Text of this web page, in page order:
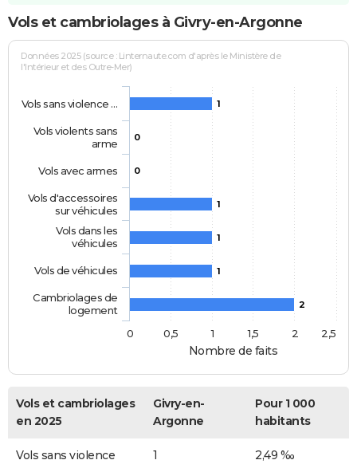
Vols et cambriolages à Givry-en-Argonne
Nombre de faits
Données 2025 (source : Linternaute.com d'après le Ministère de
l'Intérieur et des Outre-Mer)
1
0
0
1
1
1
2
Vols sans violence …
Vols violents sans
arme
Vols avec armes
Vols d'accessoires
sur véhicules
Vols dans les
véhicules
Vols de véhicules
Cambriolages de
logement
0
0,5 1 1,5 2 2,5
Vols et cambriolages
en 2025
Givry-en-
Argonne
Pour 1 000
habitants
Vols sans violence
1 2,49 ‰